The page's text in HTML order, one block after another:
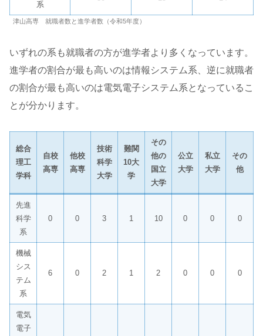
系
津山高専 就職者数と進学者数（令和5年度）
いずれの系も就職者の方が進学者より多くなっています。
進学者の割合が最も高いのは情報システム系、逆に就職者
の割合が最も高いのは電気電子システム系となっているこ
とが分かります。
総合
理工
学科
自校
高専
他校
高専
技術
科学
大学
難関
10大
学
その
他の
国立
大学
公立
大学
私立
大学
その
他
先進
科学
系
0 0 3 1 10 0 0 0
機械
シス
テム
系
6 0 2 1 2 0 0 0
電気
電子